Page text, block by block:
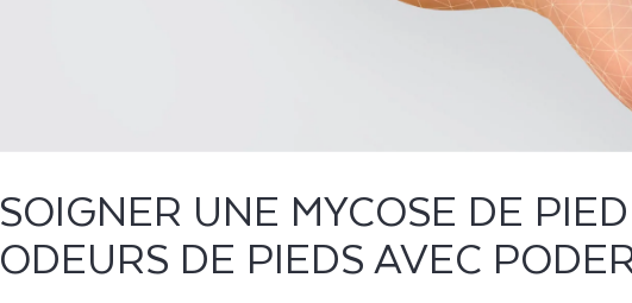
SOIGNER UNE MYCOSE DE
ODEURS DE PIEDS AVEC